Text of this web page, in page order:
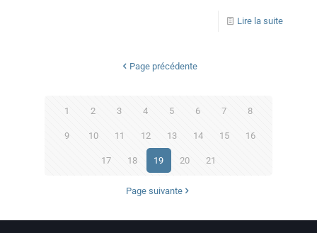
Lire la suite
Page précédente
1 2 3 4 5 6 7 8
9 10 11 12 13 14 15 16
17 18 19 20 21
Page suivante